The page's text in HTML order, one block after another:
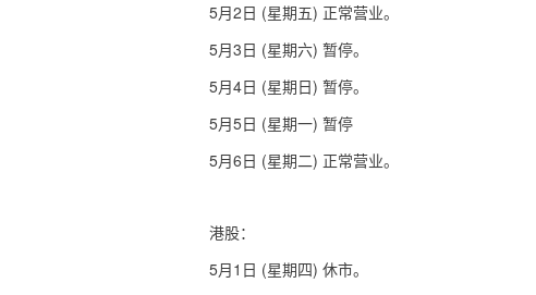
5月 2 日 (星期五) 正常营业。
5月 3 日 (星期六) 暂停。
5月 4 日 (星期日 ) 暂停。
5月 5 日 (星期一) 暂停
5月 6 日 (星期二) 正常营业。
港股：
5月 1 日 (星期四) 休市。